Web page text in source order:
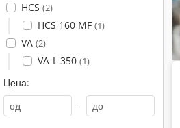
HCS (2)
HCS 160 MF (1)
VA (2)
VA-L 350 (1)
Цена:
-